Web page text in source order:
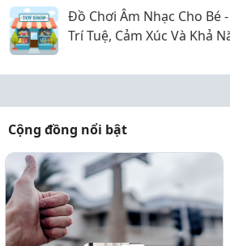
Đồ Chơi Âm Nhạc Cho Bé
Trí Tuệ, Cảm Xúc Và Khả
Cộng đồng nổi bật